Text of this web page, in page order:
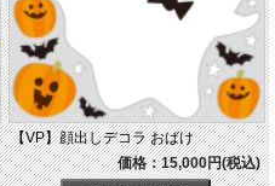
【VP】顔出しデコラ おばけ
価格：15,000円(税込)